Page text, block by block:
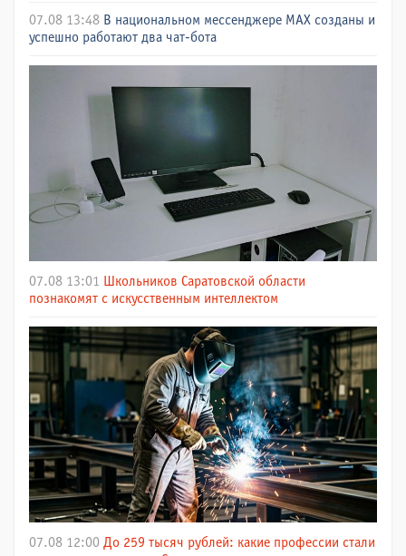
07.08 13:48 В национальном мессенджере МАХ созданы и
успешно работают два чат-бота
07.08 13:01
Школьников Саратовской области
познакомят с искусственным интеллектом
07.08 12:00 До 259 тысяч рублей: какие профессии стали